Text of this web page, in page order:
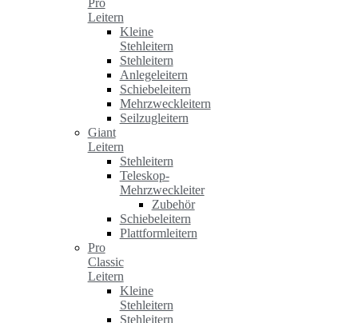
Pro
Leitern
Kleine
Stehleitern
Stehleitern
Anlegeleitern
Schiebeleitern
Mehrzweckleitern
Seilzugleitern
Giant
Leitern
Stehleitern
Teleskop-
Mehrzweckleiter
Zubehör
Schiebeleitern
Plattformleitern
Pro
Classic
Leitern
Kleine
Stehleitern
Stehleitern